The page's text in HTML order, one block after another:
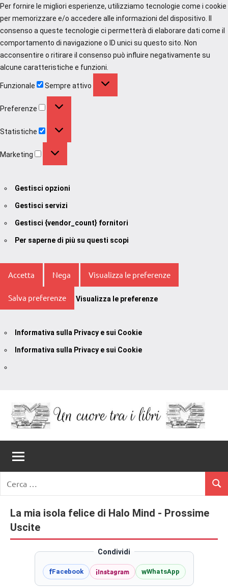
Per fornire le migliori esperienze, utilizziamo tecnologie come i cookie
per memorizzare e/o accedere alle informazioni del dispositivo. Il
consenso a queste tecnologie ci permetterà di elaborare dati come il
comportamento di navigazione o ID unici su questo sito. Non
acconsentire o ritirare il consenso può influire negativamente su
alcune caratteristiche e funzioni.
Funzionale Sempre attivo
Preferenze
Statistiche
Marketing
Gestisci opzioni
Gestisci servizi
Gestisci {vendor_count} fornitori
Per saperne di più su questi scopi
Accetta Nega Visualizza le preferenze
Salva preferenze Visualizza le preferenze
Informativa sulla Privacy e sui Cookie
Informativa sulla Privacy e sui Cookie
contenuto
Un
Cuore
Tra
I
Libri
romanzi
romance
e
non
solo.
Recensioni,
per:
La mia isola felice di Halo Mind - Prossime
Uscite
Condividi
fFacebook iInstagram wWhatsApp